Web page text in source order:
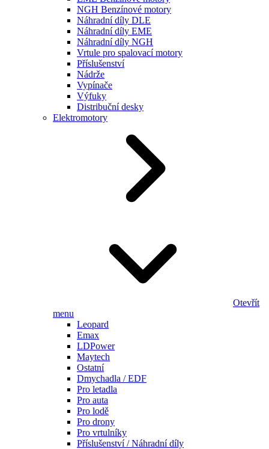
NGH Benzínové motory
Náhradní díly DLE
Náhradní díly EME
Náhradní díly NGH
Vrtule pro spalovací motory
Příslušenství
Nádrže
Vypínače
Výfuky
Distribuční desky
Elektromotory
Otevřít
menu
Leopard
Emax
LDPower
Maytech
Ostatní
Dmychadla / EDF
Pro letadla
Pro auta
Pro lodě
Pro drony
Pro vrtulníky
Příslušenství / Náhradní díly